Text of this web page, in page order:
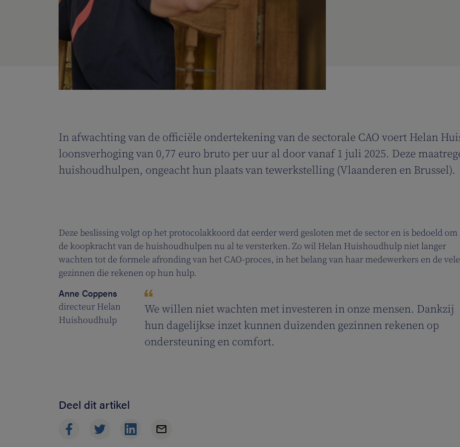
In afwachting van de officiële ondertekening van de sectorale CAO voert Helan
loonsverhoging van 0,77 euro bruto per uur al door vanaf 1 juli 2025. Deze
huishoudhulpen, ongeacht hun plaats van tewerkstelling (Vlaanderen en Brussel).
Deze beslissing volgt op het protocolakkoord dat eerder werd gesloten met de sector en is bedoeld om
de koopkracht van de huishoudhulpen nu al te versterken. Zo wil Helan Huishoudhulp niet langer
wachten tot de formele afronding van het CAO-proces, in het belang van haar medewerkers en de vele
gezinnen die rekenen op hun hulp.
Anne Coppens
directeur Helan
Huishoudhulp
We willen niet wachten met investeren in onze mensen. Dankzij
hun dagelijkse inzet kunnen duizenden gezinnen rekenen op
ondersteuning en comfort.
Deel dit artikel